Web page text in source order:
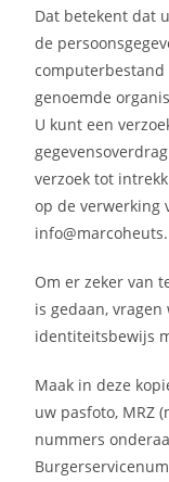
Dat betekent dat
de
genoemde
U kunt een
verzoek tot
op de verwerking
Om er zeker van
is gedaan,
identiteitsbewijs
Maak in deze
uw pasfoto, MRZ
nummers